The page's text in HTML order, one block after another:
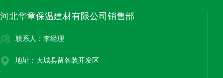
河北华章保温建材有限公司销售部
联系人：李经理
地址：大城县留各装开发区